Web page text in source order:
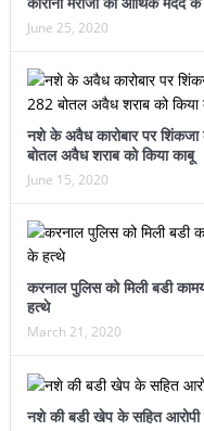
June 25, 2020
नशे के अवैध कारोबार पर
बोतल अवैध शराब को किया काबू
June 15, 2020
करनाल पुलिस को मिली बडी
हत्थे
March 21, 2020
नशे की बडी खेप के सहित